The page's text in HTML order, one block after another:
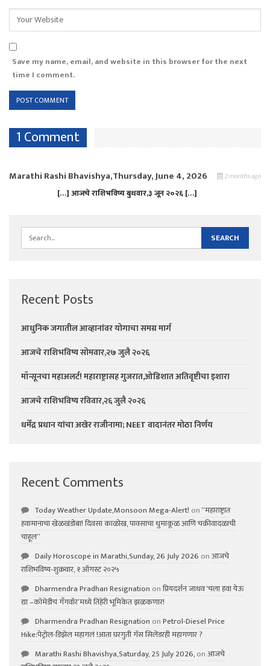
Save my name, email, and website in this browser for the next
time I comment.
1 Comment
Marathi Rashi Bhavishya,Thursday, June 4, 2026 2 months ago
[…] आजचे राशिभविष्य बुधवार,३ जून २०२६ […]
Recent Posts
आधुनिक जगातील आव्हानांवर योगाचा समग्र मार्ग
आजचे राशिभविष्य सोमवार,२७ जुलै २०२६
मॉन्सूनचा महाअलर्ट! महाराष्ट्रासह गुजरात,ओडिशात अतिवृष्टीचा इशारा
आजचे राशिभविष्य रविवार,२६ जुलै २०२६
धर्मेंद्र प्रधान यांचा अखेर राजीनामा; NEET वादानंतर मोठा निर्णय
Recent Comments
Today Weather Update,Monsoon Mega-Alert! on“महाराष्ट्रात
हवामानाचा खेळखंडोबा! दिवसा काळोख, पावसाचा धुमाकूळ आणि चक्रीवादळाची
चाहूल”
Daily Horoscope in Marathi,Sunday, 26 July 2026 onआजचे
राशिभविष्य-शुक्रवार, १ ऑगस्ट २०२५
Dharmendra Pradhan Resignation onप्रियदर्शन जाधव ‘चला हवा येऊ
द्या –कॉमेडीचं गॅंगवॉर’मध्ये तिहेरी भूमिकेत झळकणार!
Dharmendra Pradhan Resignation onPetrol-Diesel Price
Hike:पेट्रोल-डिझेल महागलं !आता घरगुती गॅस सिलेंडरही महागणार ?
Marathi Rashi Bhavishya,Saturday, 25 July 2026,onआजचे